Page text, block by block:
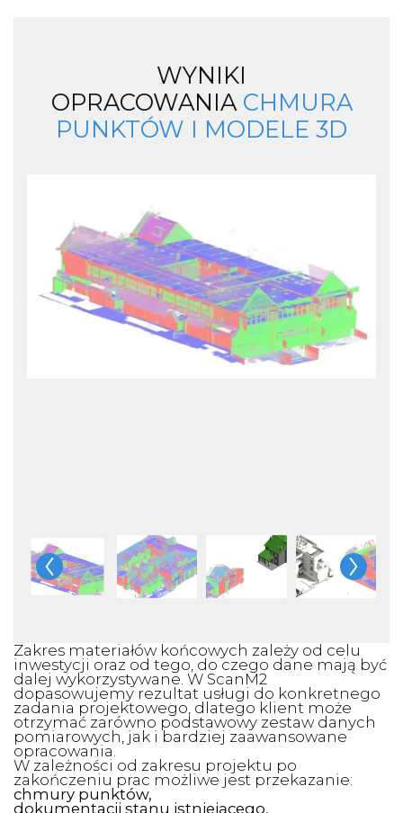
WYNIKI
OPRACOWANIA CHMURA
PUNKTÓW I MODELE 3D
Zakres materiałów końcowych zależy od celu
inwestycji oraz od tego, do czego dane mają być
dalej wykorzystywane. W ScanM2
dopasowujemy rezultat usługi do konkretnego
zadania projektowego, dlatego klient może
otrzymać zarówno podstawowy zestaw danych
pomiarowych, jak i bardziej zaawansowane
opracowania.
W zależności od zakresu projektu po
zakończeniu prac możliwe jest przekazanie:
chmury punktów,
dokumentacji stanu istniejącego,